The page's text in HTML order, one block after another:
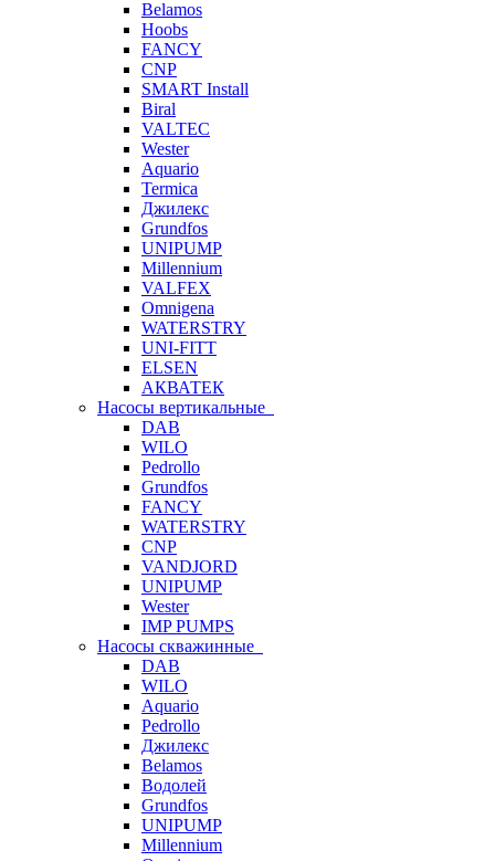
Belamos
Hoobs
FANCY
CNP
SMART Install
Biral
VALTEC
Wester
Aquario
Termica
Джилекс
Grundfos
UNIPUMP
Millennium
VALFEX
Omnigena
WATERSTRY
UNI-FITT
ELSEN
АКВАТЕК
Насосы вертикальные
DAB
WILO
Pedrollo
Grundfos
FANCY
WATERSTRY
CNP
VANDJORD
UNIPUMP
Wester
IMP PUMPS
Насосы скважинные
DAB
WILO
Aquario
Pedrollo
Джилекс
Belamos
Водолей
Grundfos
UNIPUMP
Millennium